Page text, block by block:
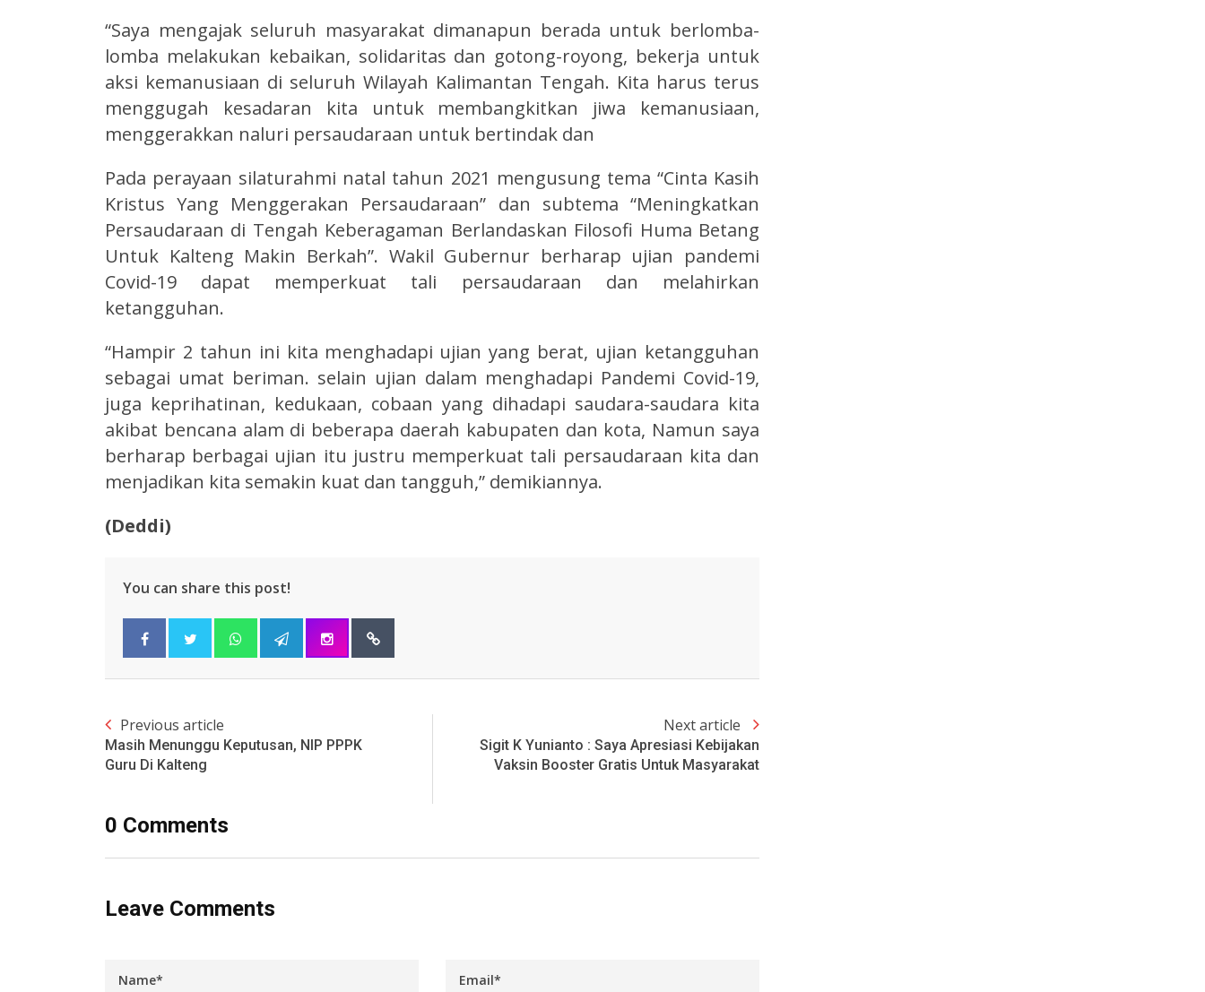
“Saya mengajak seluruh masyarakat dimanapun berada untuk berlomba-
lomba melakukan kebaikan, solidaritas dan gotong-royong, bekerja untuk
aksi kemanusiaan di seluruh Wilayah Kalimantan Tengah. Kita harus terus
menggugah kesadaran kita untuk membangkitkan jiwa kemanusiaan,
menggerakkan naluri persaudaraan untuk bertindak dan
Pada perayaan silaturahmi natal tahun 2021 mengusung tema “Cinta Kasih
Kristus Yang Menggerakan Persaudaraan” dan subtema “Meningkatkan
Persaudaraan di Tengah Keberagaman Berlandaskan Filosofi Huma Betang
Untuk Kalteng Makin Berkah”. Wakil Gubernur berharap ujian pandemi
Covid-19 dapat memperkuat tali persaudaraan dan melahirkan
ketangguhan.
“Hampir 2 tahun ini kita menghadapi ujian yang berat, ujian ketangguhan
sebagai umat beriman. selain ujian dalam menghadapi Pandemi Covid-19,
juga keprihatinan, kedukaan, cobaan yang dihadapi saudara-saudara kita
akibat bencana alam di beberapa daerah kabupaten dan kota, Namun saya
berharap berbagai ujian itu justru memperkuat tali persaudaraan kita dan
menjadikan kita semakin kuat dan tangguh,” demikiannya.
(Deddi)
You can share this post!
Previous article
Masih Menunggu Keputusan, NIP PPPK
Guru Di Kalteng
Next article
Sigit K Yunianto : Saya Apresiasi Kebijakan
Vaksin Booster Gratis Untuk Masyarakat
0 Comments
Leave Comments